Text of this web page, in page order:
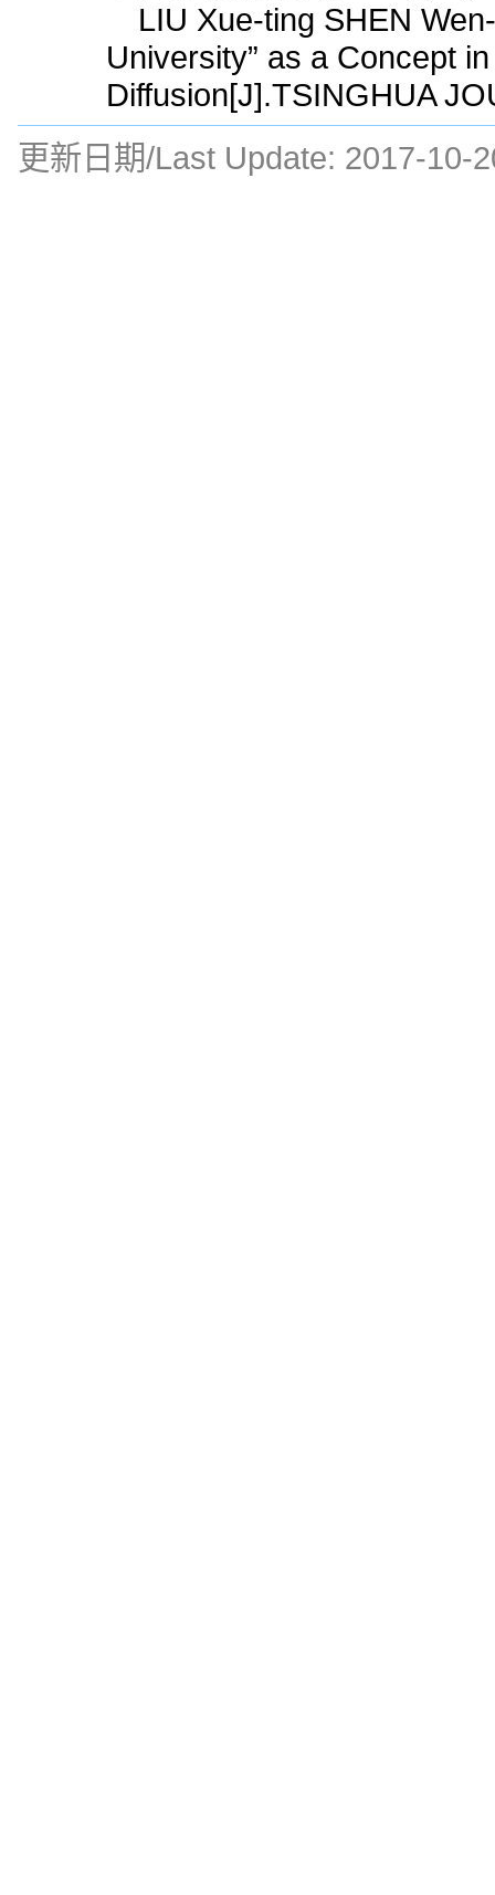
LIU Xue-ting SHEN
University” as a Concept
Diffusion[J].TSINGHUA
更新日期/Last Update: 2017-10-